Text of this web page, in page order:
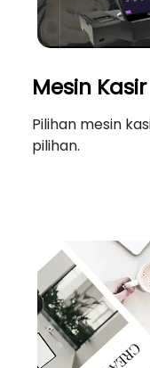
Mesin Kasir
Pilihan mesin
pilihan.